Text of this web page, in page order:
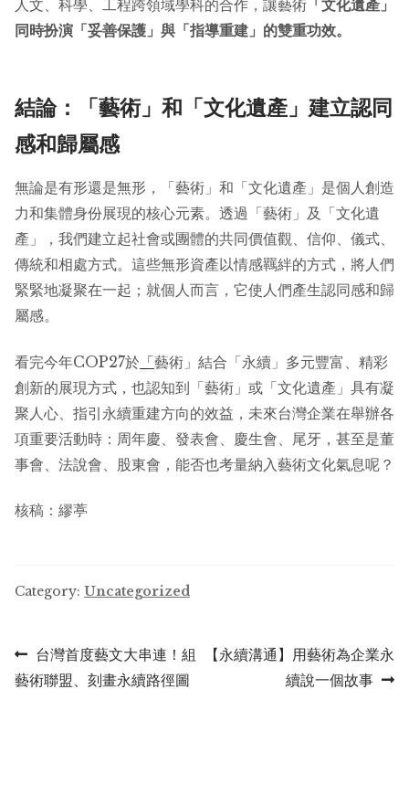
人文、科學、工程跨領域學科的合作，讓藝術 「文化遺產」
同時扮演「妥善保護」與「指導重建」的雙重功效。
結論：「藝術」和「文化遺產」建立認同
感和歸屬感
無論是有形還是無形，「藝術」和「文化遺產」是個人創造
力和集體身份展現的核心元素。透過「藝術」及「文化遺
產」，我們建立起社會或團體的共同價值觀、信仰、儀式、
傳統和相處方式。這些無形資產以情感羈絆的方式，將人們
緊緊地凝聚在一起；就個人而言，它使人們產生認同感和歸
屬感。
看完今年COP27於 「藝術」結合「永續」多元豐富、精彩
創新的展現方式，也認知到「藝術」或「文化遺產」具有凝
聚人心、指引永續重建方向的效益，未來台灣企業在舉辦各
項重要活動時：周年慶、發表會、慶生會、尾牙，甚至是董
事會、法說會、股東會，能否也考量納入藝術文化氣息呢？
核稿：繆葶
Category: Uncategorized
Post
navigation
Previous
post:
台灣首度藝文大串連！組
藝術聯盟、刻畫永續路徑圖
Next
【永續溝通】用藝術為企業永
續說一個故事